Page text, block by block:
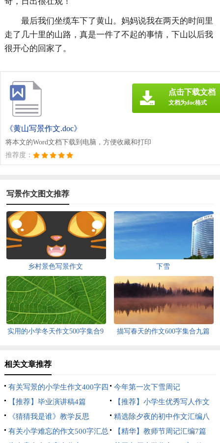
最后我们坐缆车下了黄山。妈妈说我在两天的时间里
走了几十里的山路，真是一件了不起的事情，下山以后我
很开心的回家了。
《黄山写景作文.doc》
将本文的Word文档下载到电脑，方便收藏和打印
推荐度：
点击下载文档
文档为doc格式
写景作文图文推荐
乡村景色写景作文 下雪
实用的小学冬天作文500字集合9
描写春天的作文600字集合九篇
相关文章推荐
有关写景的小学生作文400字四
篇
今年第一次下雪周记
【推荐】毕业演讲稿4篇
【推荐】小学生优秀写人作文
500字4篇
《猜猜我是谁》教学反思
精选除夕夜的初中作文汇编八
篇
有关小学难忘的作文500字汇总
【精华】教师节周记汇编7篇